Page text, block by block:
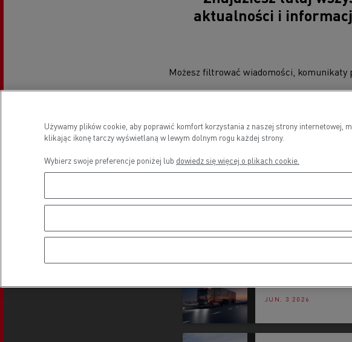
aktualności i
Możesz filtrować wiadomości, komunikaty
Nowy układ
paliwa niższe
JUN. 3 2026
Używamy plików cookie, aby poprawić komfort korzystania z naszej strony
klikając ikonę tarczy wyświetlaną w lewym dolnym rogu każdej strony.
Wybierz swoje preferencje poniżej lub dowiedz się więcej o plikach cookie.